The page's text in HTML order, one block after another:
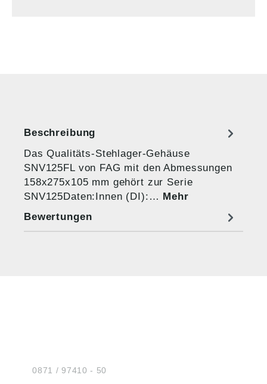
Beschreibung
Das Qualitäts-Stehlager-Gehäuse
SNV125FL von FAG mit den Abmessungen
158x275x105 mm gehört zur Serie
SNV125Daten:Innen (DI):… Mehr
Bewertungen
Tel.:0871 / 97410 - 50